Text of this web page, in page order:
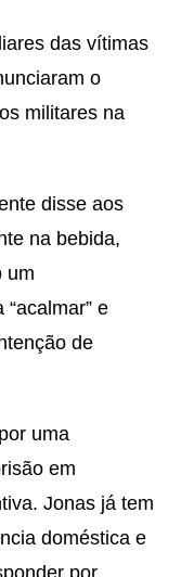
das vítimas
o
militares na
disse aos
na bebida,
um
e
de
uma
em
Jonas já tem
doméstica e